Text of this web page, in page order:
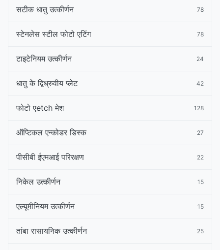
सटीक धातु उत्कीर्णन 78
स्टेनलेस स्टील फोटो एटिंग 78
टाइटेनियम उत्कीर्णन 24
धातु के द्विध्रुवीय प्लेट 42
फोटो एetch मेश 128
ऑप्टिकल एन्कोडर डिस्क 27
पीसीबी ईएमआई परिरक्षण 22
निकेल उत्कीर्णन 15
एल्यूमीनियम उत्कीर्णन 15
तांबा रासायनिक उत्कीर्णन 25